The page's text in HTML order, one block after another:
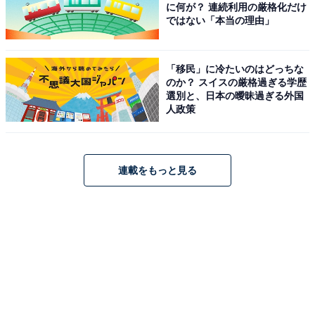
に何が？ 連続利用の厳格化だけ
ではない「本当の理由」
「移民」に冷たいのはどっちな
のか？ スイスの厳格過ぎる学歴
選別と、日本の曖昧過ぎる外国
人政策
連載をもっと見る